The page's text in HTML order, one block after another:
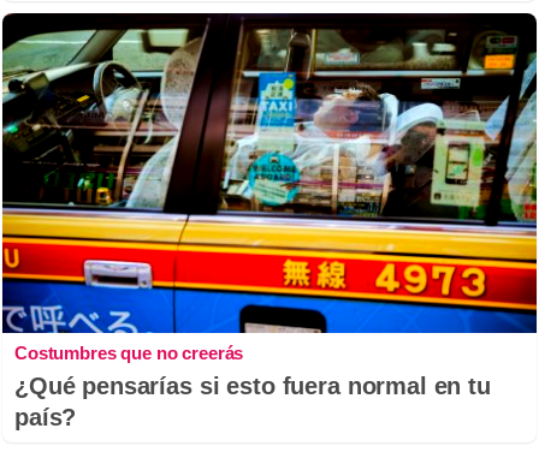
Costumbres que no creerás
¿Qué pensarías si esto fuera normal en tu
país?